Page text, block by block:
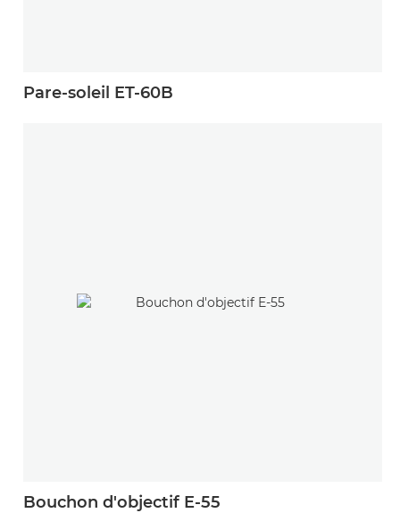
Pare-soleil ET-60B
Bouchon d'objectif E-55